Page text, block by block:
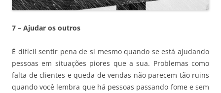
7 – Ajudar os outros
É difícil sentir pena de si mesmo quando se está ajudando
pessoas em situações piores que a sua. Problemas como
falta de clientes e queda de vendas não parecem tão ruins
quando você lembra que há pessoas passando fome e sem